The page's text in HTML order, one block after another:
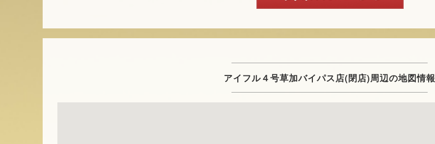
アイフル４号草加バイパス店(閉店)周辺の地図情報